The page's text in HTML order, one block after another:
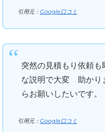
引用元： Google口コミ
突然の見積もり依頼
な説明で大変 助かり
らお願いしたいです。
引用元： Google口コミ